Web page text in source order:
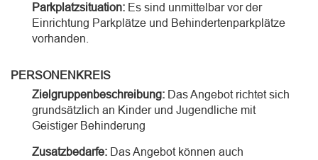
Parkplatzsituation: Es sind unmittelbar vor der
Einrichtung Parkplätze und Behindertenparkplätze
vorhanden.
PERSONENKREIS
Zielgruppenbeschreibung: Das Angebot richtet sich
grundsätzlich an Kinder und Jugendliche mit
Geistiger Behinderung
Zusatzbedarfe: Das Angebot können auch